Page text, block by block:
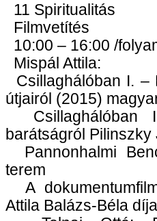
11 Spiritualitás
Filmvetítés
10:00 – 16:00 /
Mispál Attila:
Csillaghálóban I. –
útjairól (2015)
Csillaghálóban
barátságról
Pannonhalmi
terem
A
Attila Balázs-Béla